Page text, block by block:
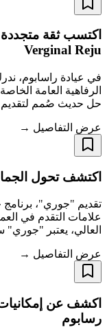
اكتسب ثقة
Verginal Reju
في عيادة راسابوم،
حل حديث صُمم لتقديم
عرض التفاصيل →
اكتشف تحول
تقديم "جوري"،
علامات التقدم في
العالي، يعتبر
عرض التفاصيل →
اكشف عن
رسابوم